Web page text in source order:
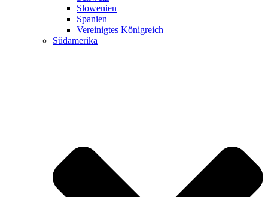
Slowenien
Spanien
Vereinigtes Königreich
Südamerika